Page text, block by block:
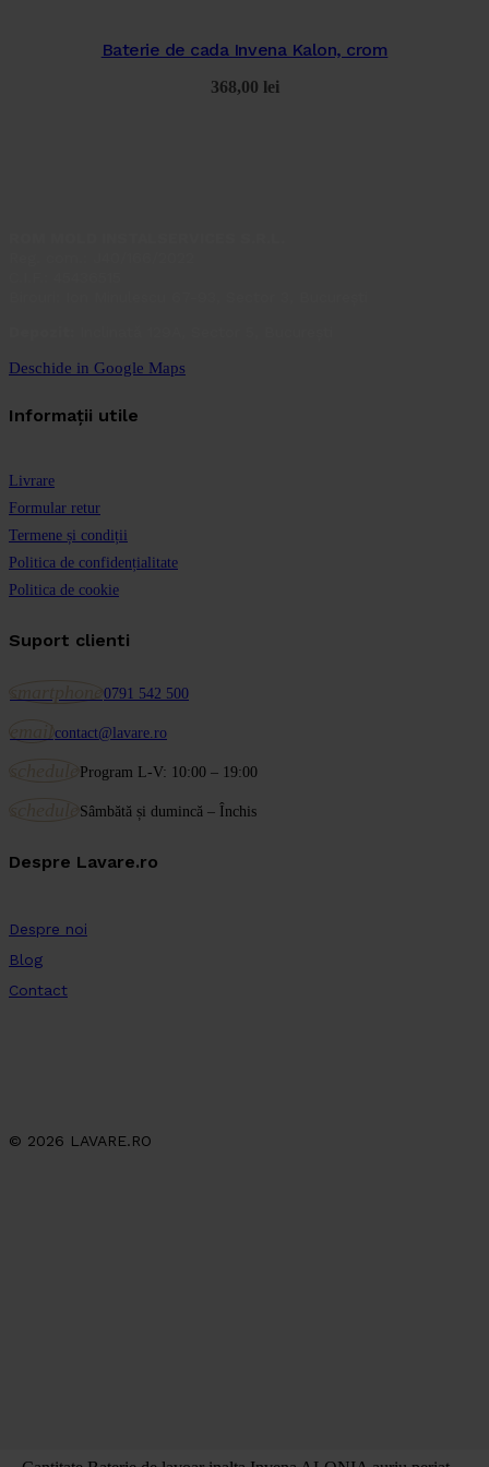
Baterie de cada Invena Kalon, crom
368,00 lei
Deschide in Google Maps
Informații utile
Livrare
Formular retur
Termene și condiții
Politica de confidențialitate
Politica de cookie
Suport clienti
0791 542 500
contact@lavare.ro
Program L-V: 10:00 – 19:00
Sâmbătă și dumincă – Închis
Despre Lavare.ro
Despre noi
Blog
Contact
© 2026 LAVARE.RO